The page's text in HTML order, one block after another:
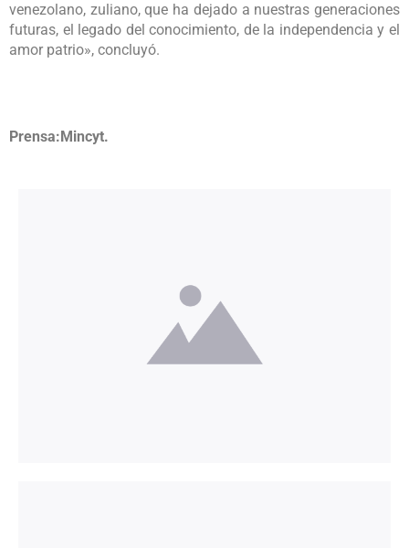
venezolano, zuliano, que ha dejado a nuestras generaciones
futuras, el legado del conocimiento, de la independencia y el
amor patrio», concluyó.
Prensa:Mincyt.